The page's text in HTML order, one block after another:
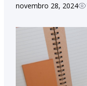
novembro 28, 2024